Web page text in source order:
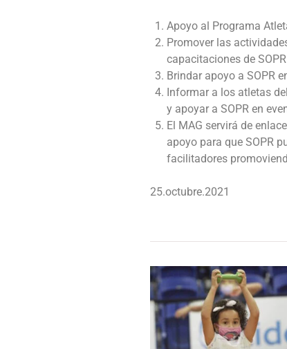
Apoyo al Programa
Promover las
capacitaciones de
Brindar apoyo a SOPR
Informar a los atletas
y apoyar a SOPR en
El MAG servirá de
apoyo para que SOPR
facilitadores
25.octubre.2021